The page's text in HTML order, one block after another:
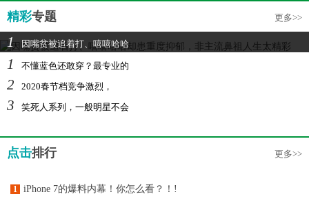
精彩专题 更多>>
1 因嘴贫被追着打、嘻嘻哈哈
1 不懂蓝色还敢穿？最专业的
2 2020春节档竞争激烈，
3 笑死人系列，一般明星不会
点击排行 更多>>
1 iPhone 7的爆料内幕！你怎么看？！!